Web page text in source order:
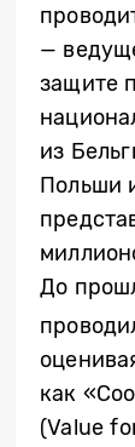
—
защите
из
Польши
До
как
(Value